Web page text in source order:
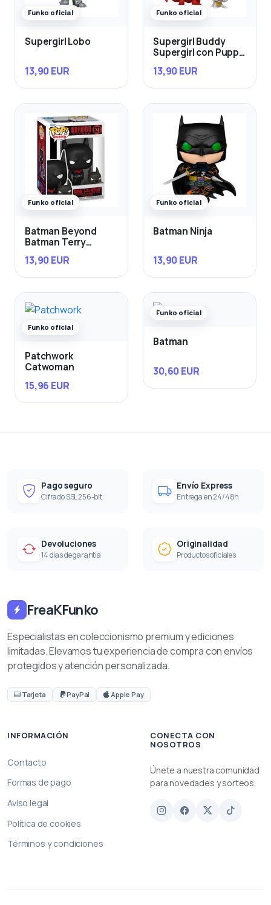
Funko oficial
Supergirl Lobo
13,90 EUR
Funko oficial
Supergirl Buddy
Supergirl con Puppy
13,90 EUR
Funko oficial
Batman Beyond
Batman Terry
13,90 EUR
Funko oficial
Batman Ninja
13,90 EUR
Funko oficial
Patchwork
Catwoman
15,96 EUR
Funko oficial
Batman
30,60 EUR
Pago seguro
Cifrado SSL 256-bit
Envío Express
Entrega en 24/48h
Devoluciones
14 días de garantía
Originalidad
Productos oficiales
FreaKFunko
Especialistas en coleccionismo premium y ediciones
limitadas. Elevamos tu experiencia de compra con envíos
protegidos y atención personalizada.
Tarjeta PayPal Apple Pay
INFORMACIÓN
Contacto
Formas de pago
Aviso legal
Política de cookies
Términos y condiciones
CONECTA CON
NOSOTROS
Únete a nuestra comunidad
para novedades y sorteos.